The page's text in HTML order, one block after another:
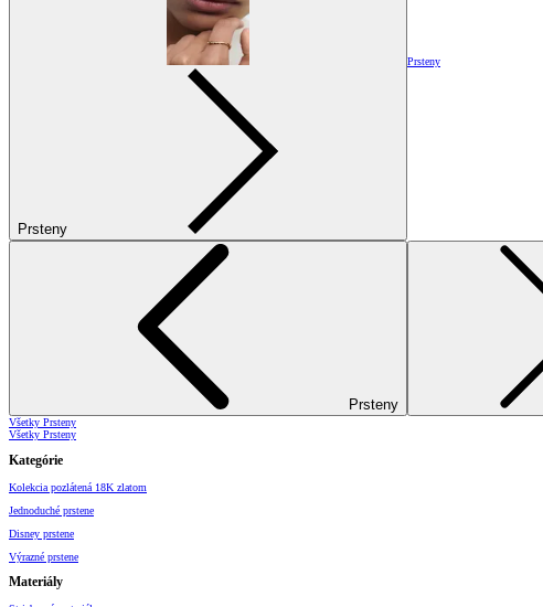
Prsteny
Prsteny
Prsteny
Všetky Prsteny
Všetky Prsteny
Kategórie
Kolekcia pozlátená 18K zlatom
Jednoduché prstene
Disney prstene
Výrazné prstene
Materiály